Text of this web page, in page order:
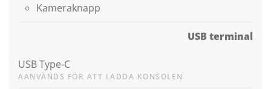
Kameraknapp
USB terminal
USB Type-C
AANVÄNDS FÖR ATT LADDA KONSOLEN